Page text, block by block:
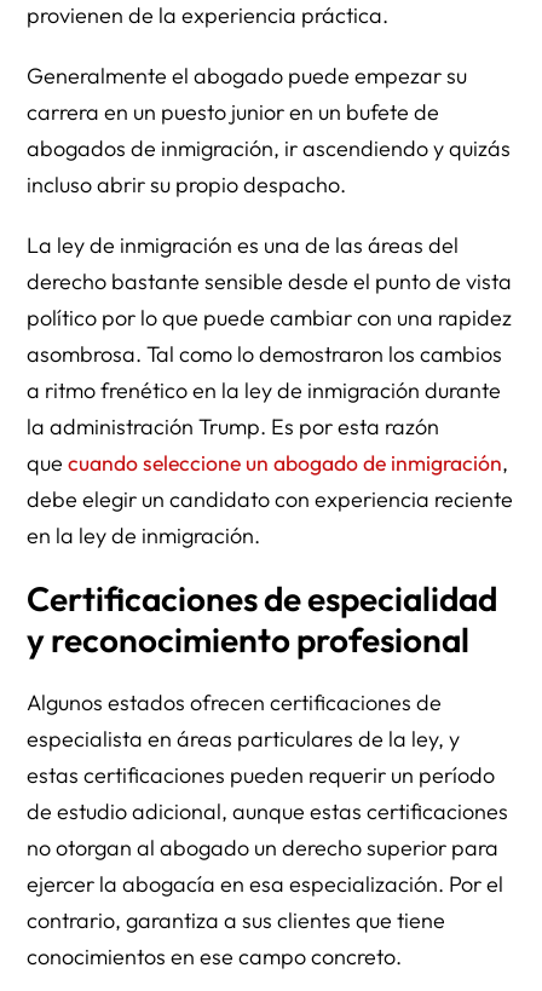
provienen de la experiencia práctica.
Generalmente el abogado puede empezar su
carrera en un puesto junior en un bufete de
abogados de inmigración, ir ascendiendo y quizás
incluso abrir su propio despacho.
La ley de inmigración es una de las áreas del
derecho bastante sensible desde el punto de vista
político por lo que puede cambiar con una rapidez
asombrosa. Tal como lo demostraron los cambios
a ritmo frenético en la ley de inmigración durante
la administración Trump. Es por esta razón
quecuando seleccione un abogado de inmigración,
debe elegir un candidato con experiencia reciente
en la ley de inmigración.
Certificaciones de especialidad
y reconocimiento profesional
Algunos estados ofrecen certificaciones de
especialista en áreas particulares de la ley, y
estas certificaciones pueden requerir un período
de estudio adicional, aunque estas certificaciones
no otorgan al abogado un derecho superior para
ejercer la abogacía en esa especialización. Por el
contrario, garantiza a sus clientes que tiene
conocimientos en ese campo concreto.